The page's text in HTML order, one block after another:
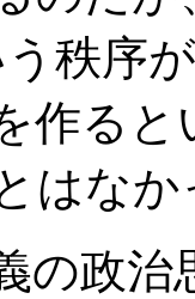
秩序
作る
はなか
の政治